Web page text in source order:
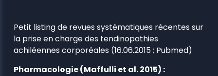
Petit listing de revues systématiques récentes sur
la prise en charge des tendinopathies
achiléennes corporéales (16.06.2015 ; Pubmed)
Pharmacologie (Maffulli et al. 2015) :